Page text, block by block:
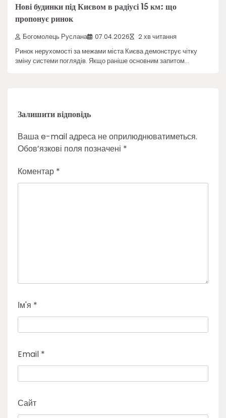
Нові будинки під Києвом в радіусі 15 км: що
пропонує ринок
Богомолець Руслана 07.04.2026 2 хв читання
Ринок нерухомості за межами міста Києва демонструє чітку
зміну системи поглядів. Якщо раніше основним запитом…
Залишити відповідь
Ваша e-mail адреса не оприлюднюватиметься.
Обов’язкові поля позначені *
Коментар *
Ім'я *
Email *
Сайт